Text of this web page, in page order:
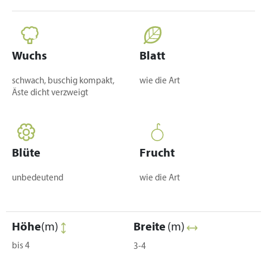
Wuchs
schwach, buschig kompakt,
Äste dicht verzweigt
Blatt
wie die Art
Blüte
unbedeutend
Frucht
wie die Art
Höhe(m)
bis 4
Breite (m)
3-4